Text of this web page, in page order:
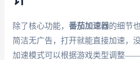
除了核心功能， 番茄加速器的细节
简洁无广告，打开就能直接加速，
加速模式可以根据游戏类型调整